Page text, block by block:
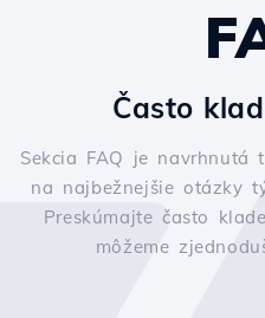
Často
Sekcia FAQ je navrhnutá
na najbežnejšie otázky
Preskúmajte často
môžeme